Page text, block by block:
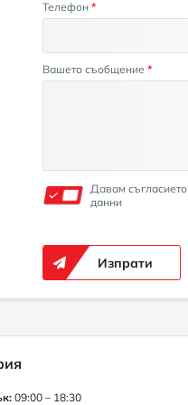
Телефон*
Вашето съобщение*
Давам
данни
Изпрати
09:00 – 18:30